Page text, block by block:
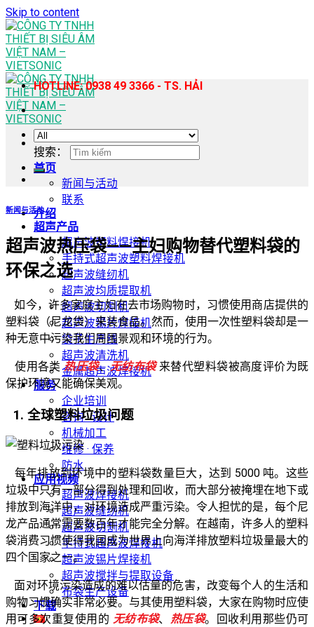
Skip to content
首页
新闻与活动
联系
介绍
超声产品
超声波塑料焊接机
手持式超声波塑料焊接机
超声波缝纫机
超声波均质提取机
超声波切割机
超声波锡片焊接机
袋子生产线
超声波清洗机
金属超声波焊接机
服务
企业培训
咨询 · 设计
机械加工
维修 · 保养
防水
应用视频
超声波焊接机
超声波缝纫机
超声波切割机
手持式超声波焊接机
超声波锡片焊接机
超声波搅拌与提取设备
布袋生产设备
下载
HOTLINE: 0938 49 3366 - TS. HẢI
搜索：
新闻与活动
超声波热压袋——主妇购物替代塑料袋的
环保之选
如今，许多家庭主妇在去市场购物时，习惯使用商店提供的
塑料袋（尼龙袋）来装食品。然而，使用一次性塑料袋却是一
种无意中污染我们周围景观和环境的行为。
使用各类热压袋、无纺布袋来替代塑料袋被高度评价为既
保护环境又能确保美观。
1. 全球塑料垃圾问题
每年排放到环境中的塑料袋数量巨大，达到 5000 吨。这些
垃圾中只有一部分得到处理和回收，而大部分被掩埋在地下或
排放到海洋中，对环境造成严重污染。令人担忧的是，每个尼
龙产品通常需要数百年才能完全分解。在越南，许多人的塑料
袋消费习惯使得我国成为世界上向海洋排放塑料垃圾量最大的
四个国家之一。
面对环境污染造成的难以估量的危害，改变每个人的生活和
购物习惯确实非常必要。与其使用塑料袋，大家在购物时应使
用可多次重复使用的 无纺布袋、 热压袋。回收利用那些仍可